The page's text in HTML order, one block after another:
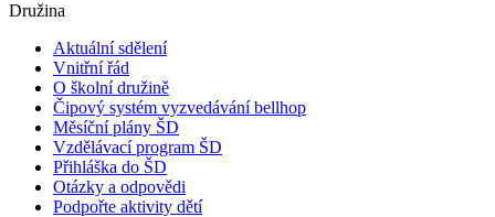
Družina
Aktuální sdělení
Vnitřní řád
O školní družině
Čipový systém vyzvedávání bellhop
Měsíční plány ŠD
Vzdělávací program ŠD
Přihláška do ŠD
Otázky a odpovědi
Podpořte aktivity dětí